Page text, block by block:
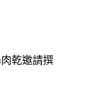
乾邀請撰